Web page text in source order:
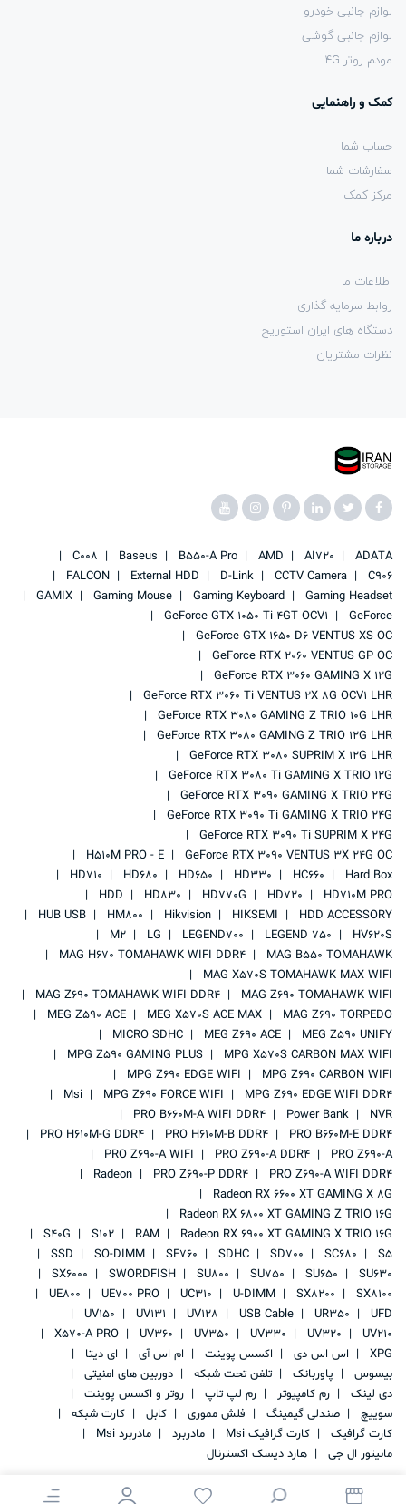
لوازم جانبی خودرو
لوازم جانبی گوشی
مودم روتر 4G
کمک و راهنمایی
حساب شما
سفارشات شما
مرکز کمک
درباره ما
اطلاعات ما
روابط سرمایه گذاری
دستگاه های ایران استوریج
نظرات مشتریان
ADATA
AI720
AMD
B550-A Pro
Baseus
C008
C906
CCTV Camera
D-Link
External HDD
FALCON
Gaming Headset
Gaming Keyboard
Gaming Mouse
GAMIX
GeForce
GeForce GTX 1050 Ti 4GT OCV1
GeForce GTX 1650 D6 VENTUS XS OC
GeForce RTX 2060 VENTUS GP OC
GeForce RTX 3060 GAMING X 12G
GeForce RTX 3060 Ti VENTUS 2X 8G OCV1 LHR
GeForce RTX 3080 GAMING Z TRIO 10G LHR
GeForce RTX 3080 GAMING Z TRIO 12G LHR
GeForce RTX 3080 SUPRIM X 12G LHR
GeForce RTX 3080 Ti GAMING X TRIO 12G
GeForce RTX 3090 GAMING X TRIO 24G
GeForce RTX 3090 Ti GAMING X TRIO 24G
GeForce RTX 3090 Ti SUPRIM X 24G
GeForce RTX 3090 VENTUS 3X 24G OC
H510M PRO - E
Hard Box
HC660
HD330
HD650
HD680
HD710
HD710M PRO
HD720
HD770G
HD830
HDD
HDD ACCESSORY
HIKSEMI
Hikvision
HM800
HUB USB
HV620S
LEGEND 750
LEGEND700
LG
M2
MAG B550 TOMAHAWK
MAG H670 TOMAHAWK WIFI DDR4
MAG X570S TOMAHAWK MAX WIFI
MAG Z690 TOMAHAWK WIFI
MAG Z690 TOMAHAWK WIFI DDR4
MAG Z690 TORPEDO
MEG X570S ACE MAX
MEG Z590 ACE
MEG Z590 UNIFY
MEG Z690 ACE
MICRO SDHC
MPG X570S CARBON MAX WIFI
MPG Z590 GAMING PLUS
MPG Z690 CARBON WIFI
MPG Z690 EDGE WIFI
MPG Z690 EDGE WIFI DDR4
MPG Z690 FORCE WIFI
Msi
NVR
Power Bank
PRO B660M-A WIFI DDR4
PRO B660M-E DDR4
PRO H610M-B DDR4
PRO H610M-G DDR4
PRO Z690-A
PRO Z690-A DDR4
PRO Z690-A WIFI
PRO Z690-A WIFI DDR4
PRO Z690-P DDR4
Radeon
Radeon RX 6600 XT GAMING X 8G
Radeon RX 6800 XT GAMING Z TRIO 16G
Radeon RX 6900 XT GAMING X TRIO 16G
RAM
S102
S40G
S5
SC680
SD700
SDHC
SE760
SO-DIMM
SSD
SU630
SU650
SU750
SU800
SWORDFISH
SX6000
SX8100
SX8200
U-DIMM
UC310
UE700 PRO
UE800
UFD
UR350
USB Cable
UV128
UV131
UV150
UV210
UV320
UV330
UV350
UV360
X570-A PRO
XPG
اس اس دی اکسس پوینت ام اس آی
ای دیتا
بیسوس
پاوربانک تلفن تحت شبکه
دوربین های امنیتی
دی لینک
رم کامپیوتر رم لپ تاپ
روتر و اکسس پوینت
سوییچ
صندلی گیمینگ فلش مموری کابل
کارت شبکه
کارت گرافیک
کارت گرافیک Msi مادربرد
مادربرد Msi
مانیتور ال جی
هارد دیسک اکسترنال